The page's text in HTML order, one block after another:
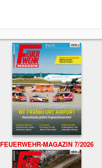
FEUERWEHR-MAGAZIN 7/2026